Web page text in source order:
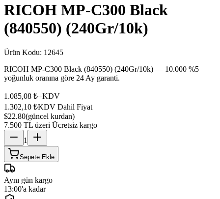
RICOH MP-C300 Black
(840550) (240Gr/10k)
Ürün Kodu: 12645
RICOH MP-C300 Black (840550) (240Gr/10k) — 10.000 %5
yoğunluk oranına göre 24 Ay garanti.
1.085,08 ₺+KDV
1.302,10 ₺KDV Dahil Fiyat
$22.80(güncel kurdan)
7.500 TL üzeri Ücretsiz kargo
1
Sepete Ekle
Aynı gün kargo
13:00'a kadar